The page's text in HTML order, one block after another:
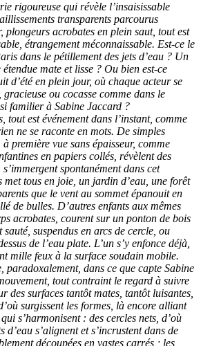
rigoureuse qui révèle l’insaisissable
transparents parcourus
plongeurs acrobates en plein saut, tout est
étrangement méconnaissable. Est-ce le
dans le pétillement des jets d’eau ? Un
mate et lisse ? Ou bien est-ce
d’été en plein jour, où chaque acteur se
ou cocasse comme dans le
familier à Sabine Jaccard ?
tout est événement dans l’instant, comme
ne se raconte en mots. De simples
première vue sans épaisseur, comme
en papiers collés, révèlent des
spontanément dans cet
tous en joie, un jardin d’eau, une forêt
que le vent au sommet épanouit en
de bulles. D’autres enfants aux mêmes
acrobates, courent sur un ponton de bois
suspendus en arcs de cercle, ou
de l’eau plate. L’un s’y enfonce déjà,
mille feux à la surface soudain mobile.
paradoxalement, dans ce que capte Sabine
tout contraint le regard à suivre
des surfaces tantôt mates, tantôt luisantes,
surgissent les formes, là encore alliant
s’harmonisent : des cercles nets, d’où
d’eau s’alignent et s’incrustent dans de
découpées en vastes carrés ; les